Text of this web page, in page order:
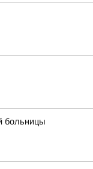
больницы